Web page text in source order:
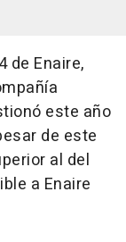
de Enaire,
este año
de este
al del
a Enaire